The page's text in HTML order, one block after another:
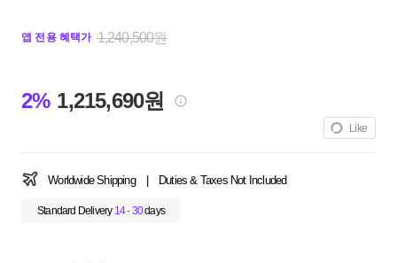
앱 전용 혜택가 1,240,500원
2% 1,215,690원
Like
Worldwide Shipping Duties & Taxes Not Included
Standard Delivery 14 - 30days